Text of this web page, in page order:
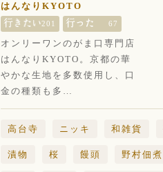
はんなりKYOTO
201 67
オンリーワンのがま口専門店
はんなりKYOTO。京都の華
やかな生地を多数使用し、口
金の種類も多…
高台寺 ニッキ 和雑貨
漬物 桜 饅頭 野村佃煮